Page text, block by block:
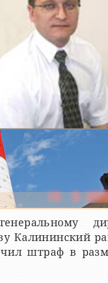
Калининский
штраф в